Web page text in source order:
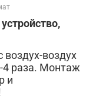
воздух-воздух
4 раза. Монтаж
и